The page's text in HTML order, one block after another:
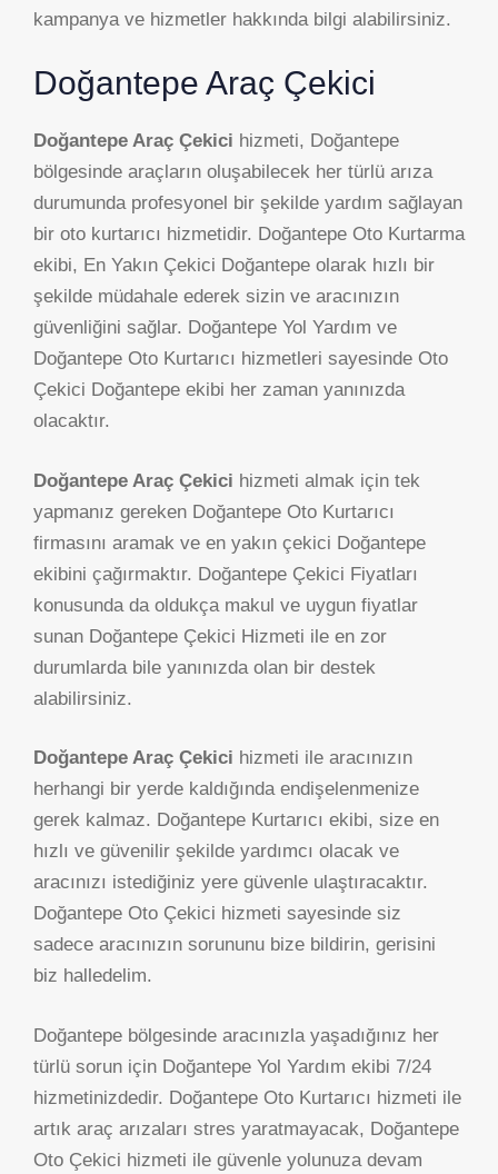
kampanya ve hizmetler hakkında bilgi alabilirsiniz.
Doğantepe Araç Çekici
Doğantepe Araç Çekici hizmeti, Doğantepe
bölgesinde araçların oluşabilecek her türlü arıza
durumunda profesyonel bir şekilde yardım sağlayan
bir oto kurtarıcı hizmetidir. Doğantepe Oto Kurtarma
ekibi, En Yakın Çekici Doğantepe olarak hızlı bir
şekilde müdahale ederek sizin ve aracınızın
güvenliğini sağlar. Doğantepe Yol Yardım ve
Doğantepe Oto Kurtarıcı hizmetleri sayesinde Oto
Çekici Doğantepe ekibi her zaman yanınızda
olacaktır.
Doğantepe Araç Çekici hizmeti almak için tek
yapmanız gereken Doğantepe Oto Kurtarıcı
firmasını aramak ve en yakın çekici Doğantepe
ekibini çağırmaktır. Doğantepe Çekici Fiyatları
konusunda da oldukça makul ve uygun fiyatlar
sunan Doğantepe Çekici Hizmeti ile en zor
durumlarda bile yanınızda olan bir destek
alabilirsiniz.
Doğantepe Araç Çekici hizmeti ile aracınızın
herhangi bir yerde kaldığında endişelenmenize
gerek kalmaz. Doğantepe Kurtarıcı ekibi, size en
hızlı ve güvenilir şekilde yardımcı olacak ve
aracınızı istediğiniz yere güvenle ulaştıracaktır.
Doğantepe Oto Çekici hizmeti sayesinde siz
sadece aracınızın sorununu bize bildirin, gerisini
biz halledelim.
Doğantepe bölgesinde aracınızla yaşadığınız her
türlü sorun için Doğantepe Yol Yardım ekibi 7/24
hizmetinizdedir. Doğantepe Oto Kurtarıcı hizmeti ile
artık araç arızaları stres yaratmayacak, Doğantepe
Oto Çekici hizmeti ile güvenle yolunuza devam